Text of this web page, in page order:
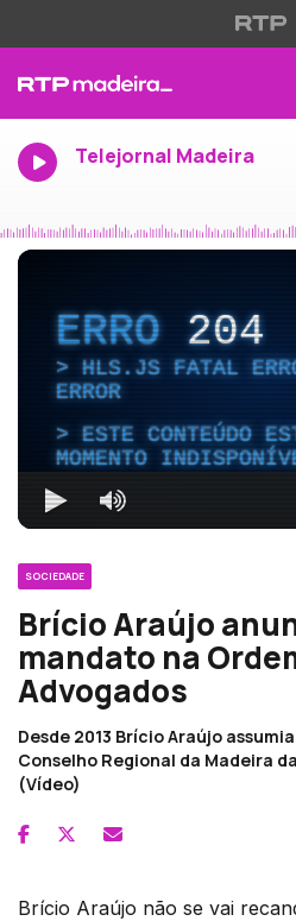
Telejornal Madeira
ERRO204
HLS.JS FATAL
ERROR
ESTE CONTEÚDO
MOMENTO
SOCIEDADE
Brício Araújo
mandato na
Advogados
Desde 2013 Brício Araújo
Conselho Regional da Madeira
(Vídeo)
Brício Araújo não se vai